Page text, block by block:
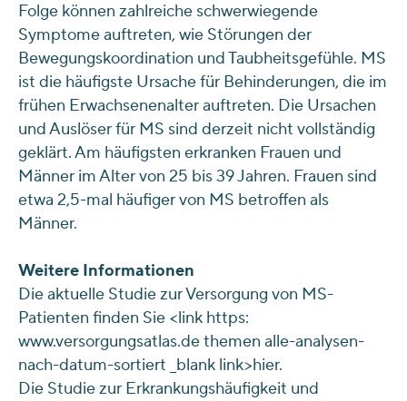
Folge können zahlreiche schwerwiegende
Symptome auftreten, wie Störungen der
Bewegungskoordination und Taubheitsgefühle. MS
ist die häufigste Ursache für Behinderungen, die im
frühen Erwachsenenalter auftreten. Die Ursachen
und Auslöser für MS sind derzeit nicht vollständig
geklärt. Am häufigsten erkranken Frauen und
Männer im Alter von 25 bis 39 Jahren. Frauen sind
etwa 2,5-mal häufiger von MS betroffen als
Männer.
Weitere Informationen
Die aktuelle Studie zur Versorgung von MS-
Patienten finden Sie <link https:
www.versorgungsatlas.de themen alle-analysen-
nach-datum-sortiert _blank link>hier.
Die Studie zur Erkrankungshäufigkeit und